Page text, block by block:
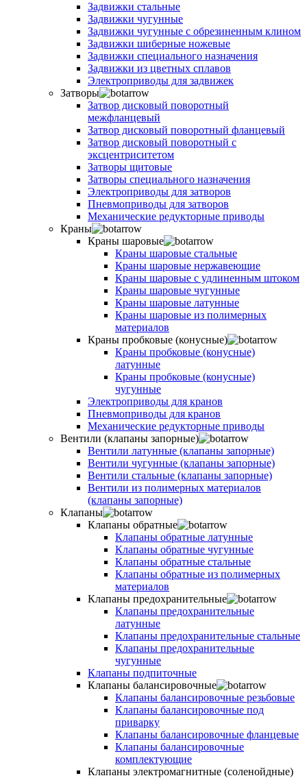
Задвижки стальные
Задвижки чугунные
Задвижки чугунные с обрезиненным клином
Задвижки шиберные ножевые
Задвижки специального назначения
Задвижки из цветных сплавов
Электроприводы для задвижек
Затворы
Затвор дисковый поворотный
межфланцевый
Затвор дисковый поворотный фланцевый
Затвор дисковый поворотный с
эксцентриситетом
Затворы щитовые
Затворы специального назначения
Электроприводы для затворов
Пневмоприводы для затворов
Механические редукторные приводы
Краны
Краны шаровые
Краны шаровые стальные
Краны шаровые нержавеющие
Краны шаровые с удлиненным штоком
Краны шаровые чугунные
Краны шаровые латунные
Краны шаровые из полимерных
материалов
Краны пробковые (конусные)
Краны пробковые (конусные)
латунные
Краны пробковые (конусные)
чугунные
Электроприводы для кранов
Пневмоприводы для кранов
Механические редукторные приводы
Вентили (клапаны запорные)
Вентили латунные (клапаны запорные)
Вентили чугунные (клапаны запорные)
Вентили стальные (клапаны запорные)
Вентили из полимерных материалов
(клапаны запорные)
Клапаны
Клапаны обратные
Клапаны обратные латунные
Клапаны обратные чугунные
Клапаны обратные стальные
Клапаны обратные из полимерных
материалов
Клапаны предохранительные
Клапаны предохранительные
латунные
Клапаны предохранительные стальные
Клапаны предохранительные
чугунные
Клапаны подпиточные
Клапаны балансировочные
Клапаны балансировочные резьбовые
Клапаны балансировочные под
приварку
Клапаны балансировочные фланцевые
Клапаны балансировочные
комплектующие
Клапаны электромагнитные (соленойдные)